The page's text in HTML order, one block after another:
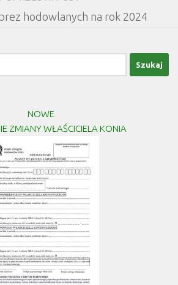
hodowlanych na rok 2024
NOWE
ZMIANY WŁAŚCICIELA KONIA